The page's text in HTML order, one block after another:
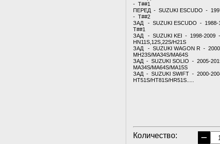
- T##1
ПЕРЕД - SUZUKI ESCUDO -
- T##2
ЗАД - SUZUKI ESCUDO -
T##1
ЗАД - SUZUKI KEI - 1998-2009
HN11S,12S,22S/H21S
ЗАД - SUZUKI WAGON R -
MH23S/MA34S/MA64S
ЗАД - SUZUKI SOLIO - 2005-
MA34S/MA64S/MA15S
ЗАД - SUZUKI SWIFT - 2000-
HT51S/HT81S/HR51S.....
Количество: −